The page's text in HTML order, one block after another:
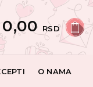
0,00 RSD
O NAMA